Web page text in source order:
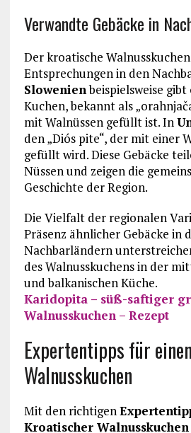
Verwandte Gebäcke in
Der kroatische
Entsprechungen in den
Slowenienbeispielsweise gibt
Kuchen, bekannt als
mit Walnüssen gefüllt ist. In
den „Diós pite“, der mit einer
gefüllt wird. Diese Gebäcke
Nüssen und zeigen die
Geschichte der Region.
Die Vielfalt der regionalen
Präsenz ähnlicher Gebäcke in
Nachbarländern
des Walnusskuchens in der
und balkanischen Küche.
Karidopita – süß-saftiger
Walnusskuchen – Rezept
Expertentipps für
Walnusskuchen
Mit den richtigen
Kroatischer Walnusskuchen